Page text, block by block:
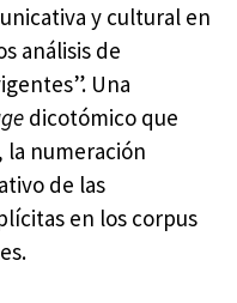
y cultural en
análisis de
Una
dicotómico que
la numeración
de las
en los corpus